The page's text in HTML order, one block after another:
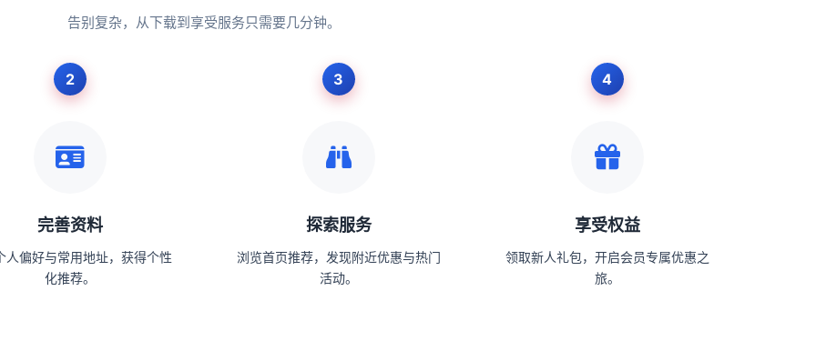
告别复杂，从下载到享受服务只需要几分钟。
完善资料
人偏好与常用地址，获得个性
化推荐。
探索服务
浏览首页推荐，发现附近优惠与热门
活动。
享受权益
领取新人礼包，开启会员专属优惠之
旅。